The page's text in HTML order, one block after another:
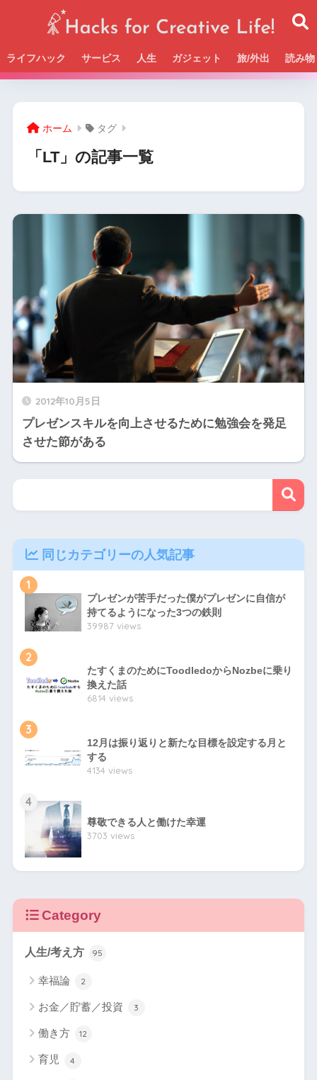
ライフハック サービス 人生 ガジェット 旅/外出 読み物
Beckの活動＆SNSまとめはこちら
ホーム タグ
「LT」の記事一覧
2012年10月5日
プレゼンスキルを向上させるために勉強会を発足
させた節がある
同じカテゴリーの人気記事
1
プレゼンが苦手だった僕がプレゼンに自信が
持てるようになった3つの鉄則
39987 views
2
たすくまのためにToodledoからNozbeに乗り
換えた話
6814 views
3
12月は振り返りと新たな目標を設定する月と
する
4134 views
4
尊敬できる人と働けた幸運
3703 views
Category
人生/考え方 95
幸福論 2
お金／貯蓄／投資 3
働き方 12
育児 4